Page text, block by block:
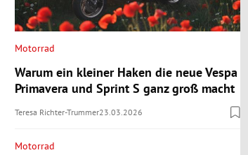
Motorrad
Warum ein kleiner Haken die neue Vespa
Primavera und Sprint S ganz groß macht
Teresa Richter-Trummer23.03.2026
Motorrad